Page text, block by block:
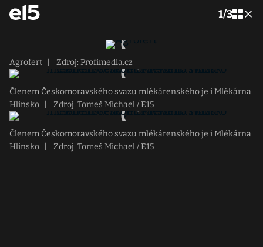
1/3
Agrofert Zdroj: Profimedia.cz
Členem Českomoravského svazu mlékárenského je i Mlékárna
Hlinsko
Zdroj: Tomeš Michael / E15
Členem Českomoravského svazu mlékárenského je i Mlékárna
Hlinsko
Zdroj: Tomeš Michael / E15